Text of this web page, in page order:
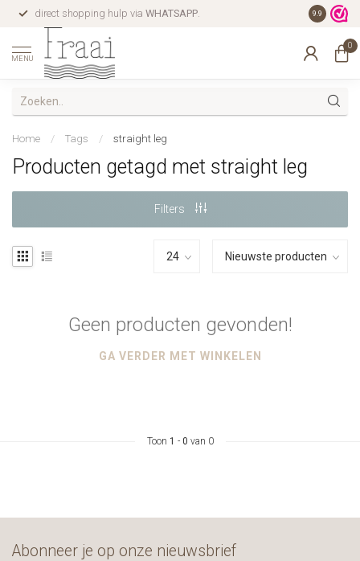
direct shopping hulp via WHATSAPP. gratis
9.9
MENU
0
Home / Tags / straight leg
Producten getagd met straight leg
Filters
Geen producten gevonden!
GA VERDER MET WINKELEN
Toon 1 - 0 van 0
Abonneer je op onze nieuwsbrief